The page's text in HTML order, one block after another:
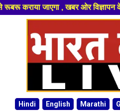
के लिए संपर्क करे
Hindi English Marathi